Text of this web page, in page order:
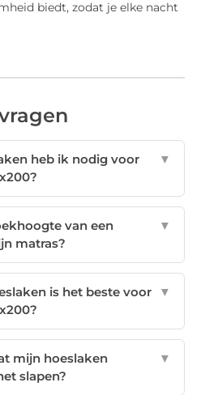
biedt, zodat je elke nacht
heb ik nodig voor
▼
van een
matras?
▼
is het beste voor
▼
mijn hoeslaken
slapen?
▼